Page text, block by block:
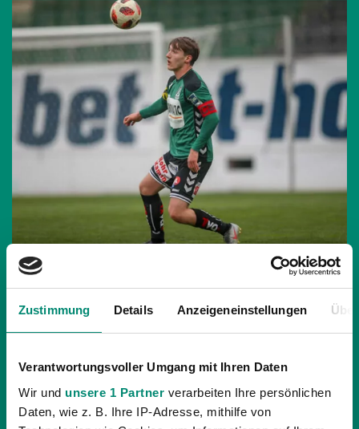
Zustimmung Details Anzeigeneinstellungen
Verantwortungsvoller Umgang mit Ihren Daten
Wir und unsere 1 Partner verarbeiten Ihre persönlichen
Daten, wie z. B. Ihre IP-Adresse, mithilfe von
25.06.2019
WAHL ZUM SPIELER DER SAISON DER LT1
OÖ-LIGA
LT1 OÖ-Liga gewählt und JWR-Kicker Hannes Huber
liegt als bester Rieder aktuell auf Platz 2.